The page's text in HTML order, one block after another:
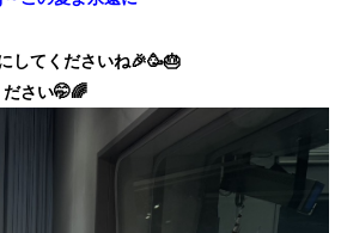
してくださいね🎉🥳🎂
さい🤭🌈